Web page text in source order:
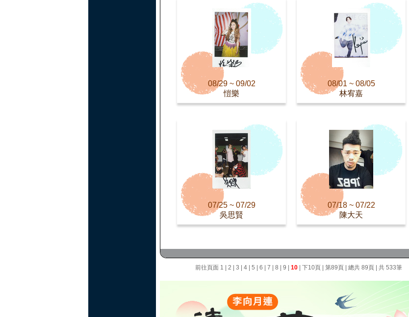
08/29 ~ 09/02
愷樂
08/01 ~ 08/05
林宥嘉
07/25 ~ 07/29
吳思賢
07/18 ~ 07/22
陳大天
前往頁面 1 2 3 4| 5 6 7 8 9 10| 下10頁| 第89頁| 總共 89頁 | 共 533筆